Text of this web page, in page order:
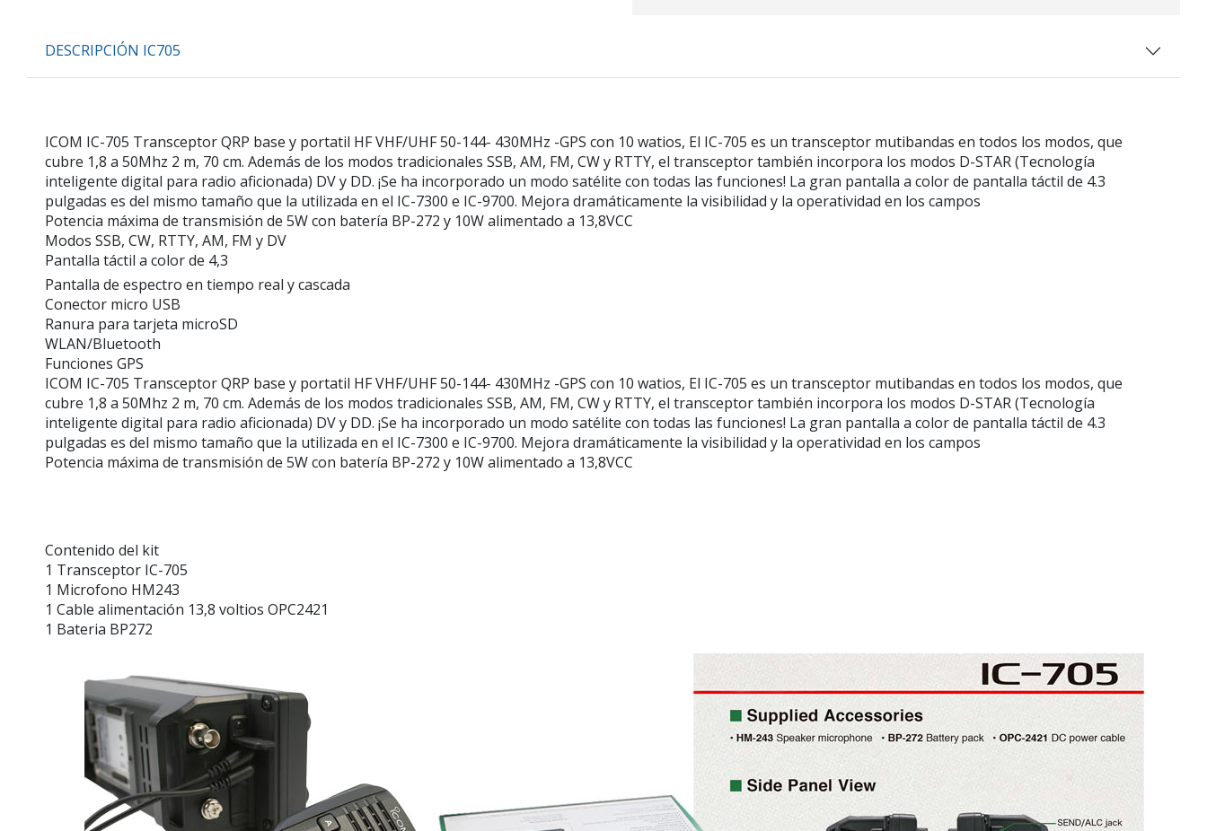
DESCRIPCIÓN IC705
ICOM IC-705 Transceptor QRP base y portatil HF VHF/UHF 50-144- 430MHz -GPS con 10 watios, El IC-705 es un transceptor mutibandas en todos los modos, que
cubre 1,8 a 50Mhz 2 m, 70 cm. Además de los modos tradicionales SSB, AM, FM, CW y RTTY, el transceptor también incorpora los modos D-STAR (Tecnología
inteligente digital para radio aficionada) DV y DD. ¡Se ha incorporado un modo satélite con todas las funciones! La gran pantalla a color de pantalla táctil de 4.3
pulgadas es del mismo tamaño que la utilizada en el IC-7300 e IC-9700. Mejora dramáticamente la visibilidad y la operatividad en los campos
Potencia máxima de transmisión de 5W con batería BP-272 y 10W alimentado a 13,8VCC
Modos SSB, CW, RTTY, AM, FM y DV
Pantalla táctil a color de 4,3
Pantalla de espectro en tiempo real y cascada
Conector micro USB
Ranura para tarjeta microSD
WLAN/Bluetooth
Funciones GPS
ICOM IC-705 Transceptor QRP base y portatil HF VHF/UHF 50-144- 430MHz -GPS con 10 watios, El IC-705 es un transceptor mutibandas en todos los modos, que
cubre 1,8 a 50Mhz 2 m, 70 cm. Además de los modos tradicionales SSB, AM, FM, CW y RTTY, el transceptor también incorpora los modos D-STAR (Tecnología
inteligente digital para radio aficionada) DV y DD. ¡Se ha incorporado un modo satélite con todas las funciones! La gran pantalla a color de pantalla táctil de 4.3
pulgadas es del mismo tamaño que la utilizada en el IC-7300 e IC-9700. Mejora dramáticamente la visibilidad y la operatividad en los campos
Potencia máxima de transmisión de 5W con batería BP-272 y 10W alimentado a 13,8VCC
Contenido del kit
1 Transceptor IC-705
1 Microfono HM243
1 Cable alimentación 13,8 voltios OPC2421
1 Bateria BP272